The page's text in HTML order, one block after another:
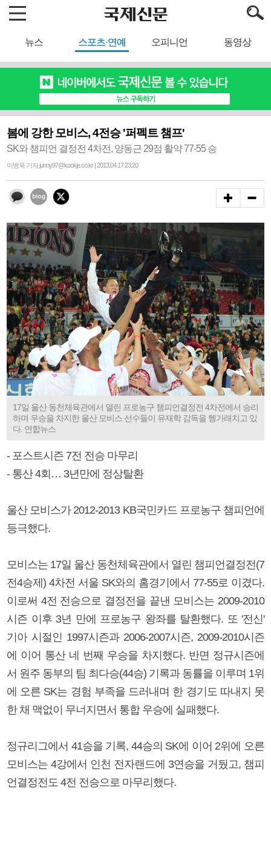
뉴스 스포츠·연예 오피니언 동영상
봄에 강한 모비스, 4전승 '퍼펙트 챔프'
SK와 챔피언 결정전 4차전, 양동근 29점 활약 77-55 승
이병욱 기자 junny97@kookje.co.kr | 2013.04.17 23:20
17일 울산 동천체육관에서 열린 프로농구 챔피언결정전 4차전에서 승리
하며 우승을 차지한 울산 모비스 선수들이 유재학 감독을 헹가래치고 있
다. 연합뉴스
- 포스트시즌 7전 전승 마무리
- 통산 4회… 3년만에 정상탈환
울산 모비스가 2012-2013 KB국민카드 프로농구 챔피언에
등극했다.
모비스는 17일 울산 동천체육관에서 열린 챔피언결정전(7
전4승제) 4차전 서울 SK와의 홈경기에서 77-55로 이겼다.
이로써 4전 전승으로 결정전을 끝낸 모비스는 2009-2010
시즌 이후 3년 만에 프로농구 왕좌를 탈환했다. 또 '전신'
기아 시절인 1997시즌과 2006-2007시즌, 2009-2010시즌
에 이어 통산 네 번째 우승을 차지했다. 반면 정규시즌에
서 원주 동부의 팀 최다승(44승) 기록과 동률을 이루며 1위
에 오른 SK는 경험 부족을 드러내며 한 경기도 따내지 못
한 채 맥없이 무너지면서 통합 우승에 실패했다.
정규리그에서 41승을 기록, 44승의 SK에 이어 2위에 오른
모비스는 4강에서 인천 전자랜드에 3연승을 거뒀고, 챔피
언결정전도 4전 전승으로 마무리했다.